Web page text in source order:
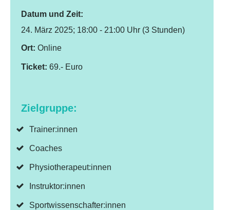
Datum und Zeit:
24. März 2025; 18:00 - 21:00 Uhr (3 Stunden)
Ort: Online
Ticket: 69.- Euro
Zielgruppe:
Trainer:innen
Coaches
Physiotherapeut:innen
Instruktor:innen
Sportwissenschafter:innen